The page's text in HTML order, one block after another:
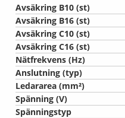
Avsäkring B10 (st)
Avsäkring B16 (st)
Avsäkring C10 (st)
Avsäkring C16 (st)
Nätfrekvens (Hz)
Anslutning (typ)
Ledararea (mm²)
Spänning (V)
Spänningstyp